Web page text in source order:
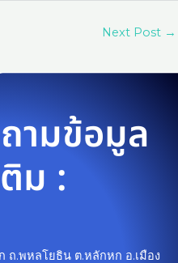
Next Post →
ามข้อมูล
ม :
ถ.พหลโยธิน ต.หลักหก อ.เมือง